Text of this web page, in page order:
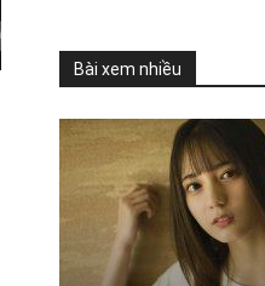
Bài xem nhiều